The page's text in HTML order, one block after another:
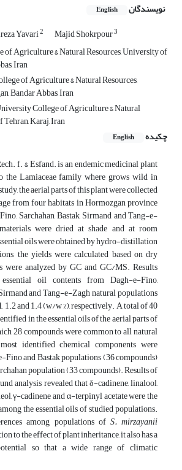
نویسندگان English
Yavari2 Majid Shokrpour3
of Agriculture & Natural Resources, University of
Iran
of Agriculture & Natural Resources,
Bandar Abbas, Iran
College of Agriculture & Natural
Karaj, Iran
چکیده
English
f. & Esfand. is an endemic medicinal plant
the Lamiaceae family where grows wild in
the aerial parts of this plant were collected
from four habitats in Hormozgan province
Sarchahan, Bastak, Sirmand and Tang-e-
were dried at shade and at room
oils were obtained by hydro-distillation
the yields were calculated based on dry
analyzed by GC and GC/MS. Results
oil contents from Dagh-e-Fino,
and Tang-e-Zagh natural populations
1.2 and 1.4 (w/w %), respectively. A total of 40
in the essential oils of the aerial parts of
28 compounds were common to all natural
identified chemical components were
and Bastak populations (36 compounds)
population (33 compounds). Results of
analysis revealed that δ-cadinene, linalool,
γ-cadinene and α-terpinyl acetate were the
the essential oils of studied populations.
among populations of S. mirzayanii
to the effect of plant inheritance, it also has a
so that a wide range of climatic